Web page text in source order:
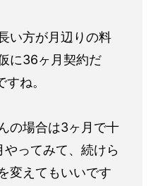
い方が月辺りの料
に36ヶ月契約だ
ね。
の場合は3ヶ月で十
ってみて、続けら
変えてもいいです